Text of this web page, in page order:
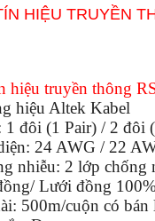
HIỆU TRUYỀN
hiệu truyền thông
hiệu Altek Kabel
1 đôi (1 Pair) / 2 đôi
24 AWG / 22
nhiễu: 2 lớp
Lưới đồng
500m/cuộn có bán